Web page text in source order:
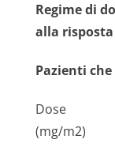
Regime di
alla
Pazienti
Dose
(mg/m2)